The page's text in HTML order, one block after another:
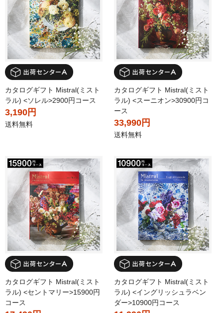
カタログギフト Mistral(ミスト
ラル) <ソレル>2900円コース
3,190円
送料無料
カタログギフト Mistral(ミスト
ラル) <スーニオン>30900円コ
ース
33,990円
送料無料
カタログギフト Mistral(ミスト
ラル) <セントマリー>15900円
コース
カタログギフト Mistral(ミスト
ラル) <イングリッシュラベン
ダー>10900円コース